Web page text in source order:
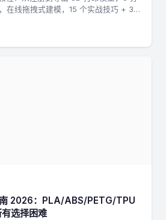
在线拖拽式建模，15 个实战技巧 + 3
2026：PLA/ABS/PETG/TPU
选择困难